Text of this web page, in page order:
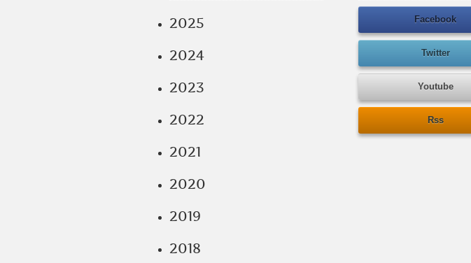
2025
2024
2023
2022
2021
2020
2019
2018
Facebook
Twitter
Youtube
Rss